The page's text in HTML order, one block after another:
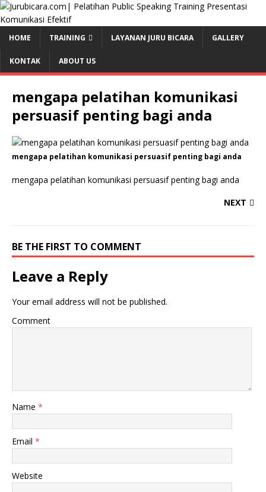
HOME TRAINING LAYANAN JURU BICARA GALLERY
KONTAK ABOUT US
mengapa pelatihan komunikasi
persuasif penting bagi anda
mengapa pelatihan komunikasi persuasif penting bagi anda
mengapa pelatihan komunikasi persuasif penting bagi anda
NEXT
BE THE FIRST TO COMMENT
Leave a Reply
Your email address will not be published.
Comment
Name *
Email *
Website